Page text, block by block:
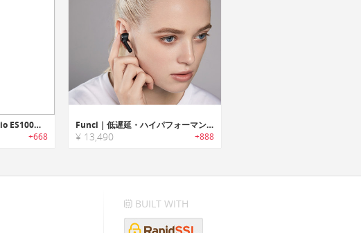
【日本正規品】EarStudio ES100｜スタジオ品質の24ビットハイレゾオーディオを提供するBluetoothレシーバー「イヤースタジオ」
+668
Funcl｜低遅延・ハイパフォーマンスのワイヤレスイヤホン「ファンクル」
¥ 13,490 +888
BUILT WITH